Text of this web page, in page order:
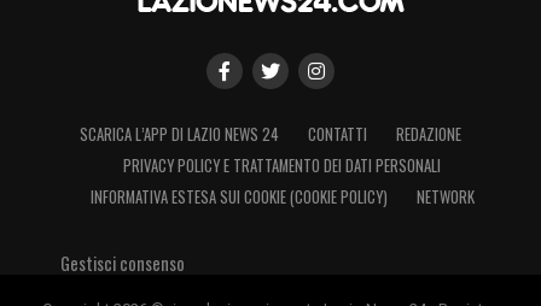
SCARICA L’APP DI LAZIO NEWS 24 CONTATTI
REDAZIONE
PRIVACY POLICY E TRATTAMENTO DEI DATI PERSONALI
INFORMATIVA ESTESA SUI COOKIE (COOKIE POLICY)
NETWORK
Gestisci consenso